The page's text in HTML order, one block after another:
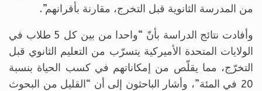
من المدرسة الثانوية قبل التخرج، مقارنة بأقرانهم”.
وأفادت نتائج الدراسة بأنّ “واحدا من بين كل 5 طلاب في
الولايات المتحدة الأميركية يتسرّب من التعليم الثانوي قبل
التخرّج، مما يقلّص من إمكاناتهم في كسب الحياة بنسبة
20 في المئة”، وأشار الباحثون إلى أن “القليل من البحوث